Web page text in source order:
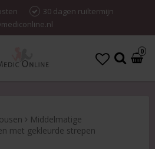
30 dagen ruiltermijn
0
Middelmatige
met gekleurde strepen